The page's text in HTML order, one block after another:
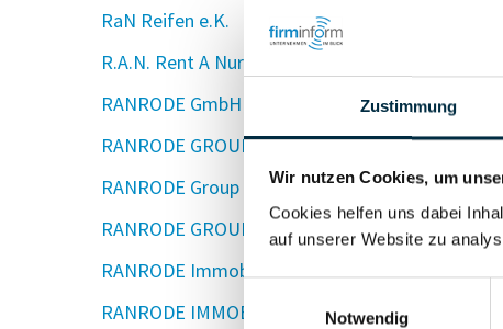
Zustimmung
Wir nutzen Cookies, um
Cookies helfen uns dabei
auf unserer Website zu
Notwendig
RaN Reifen e.K.
R.A.N. Rent A Nurse Nursing & Homecare GmbH
RANRODE GmbH
RANRODE GROUP DEUTSCHLAND HOLDING
RANRODE Group GmbH & Co. KG
RANRODE GROUP IMMOBILIEN GmbH
RANRODE Immobilien 1 UG
RANRODE IMMOBILIEN SANGERHAUSEN GmbH